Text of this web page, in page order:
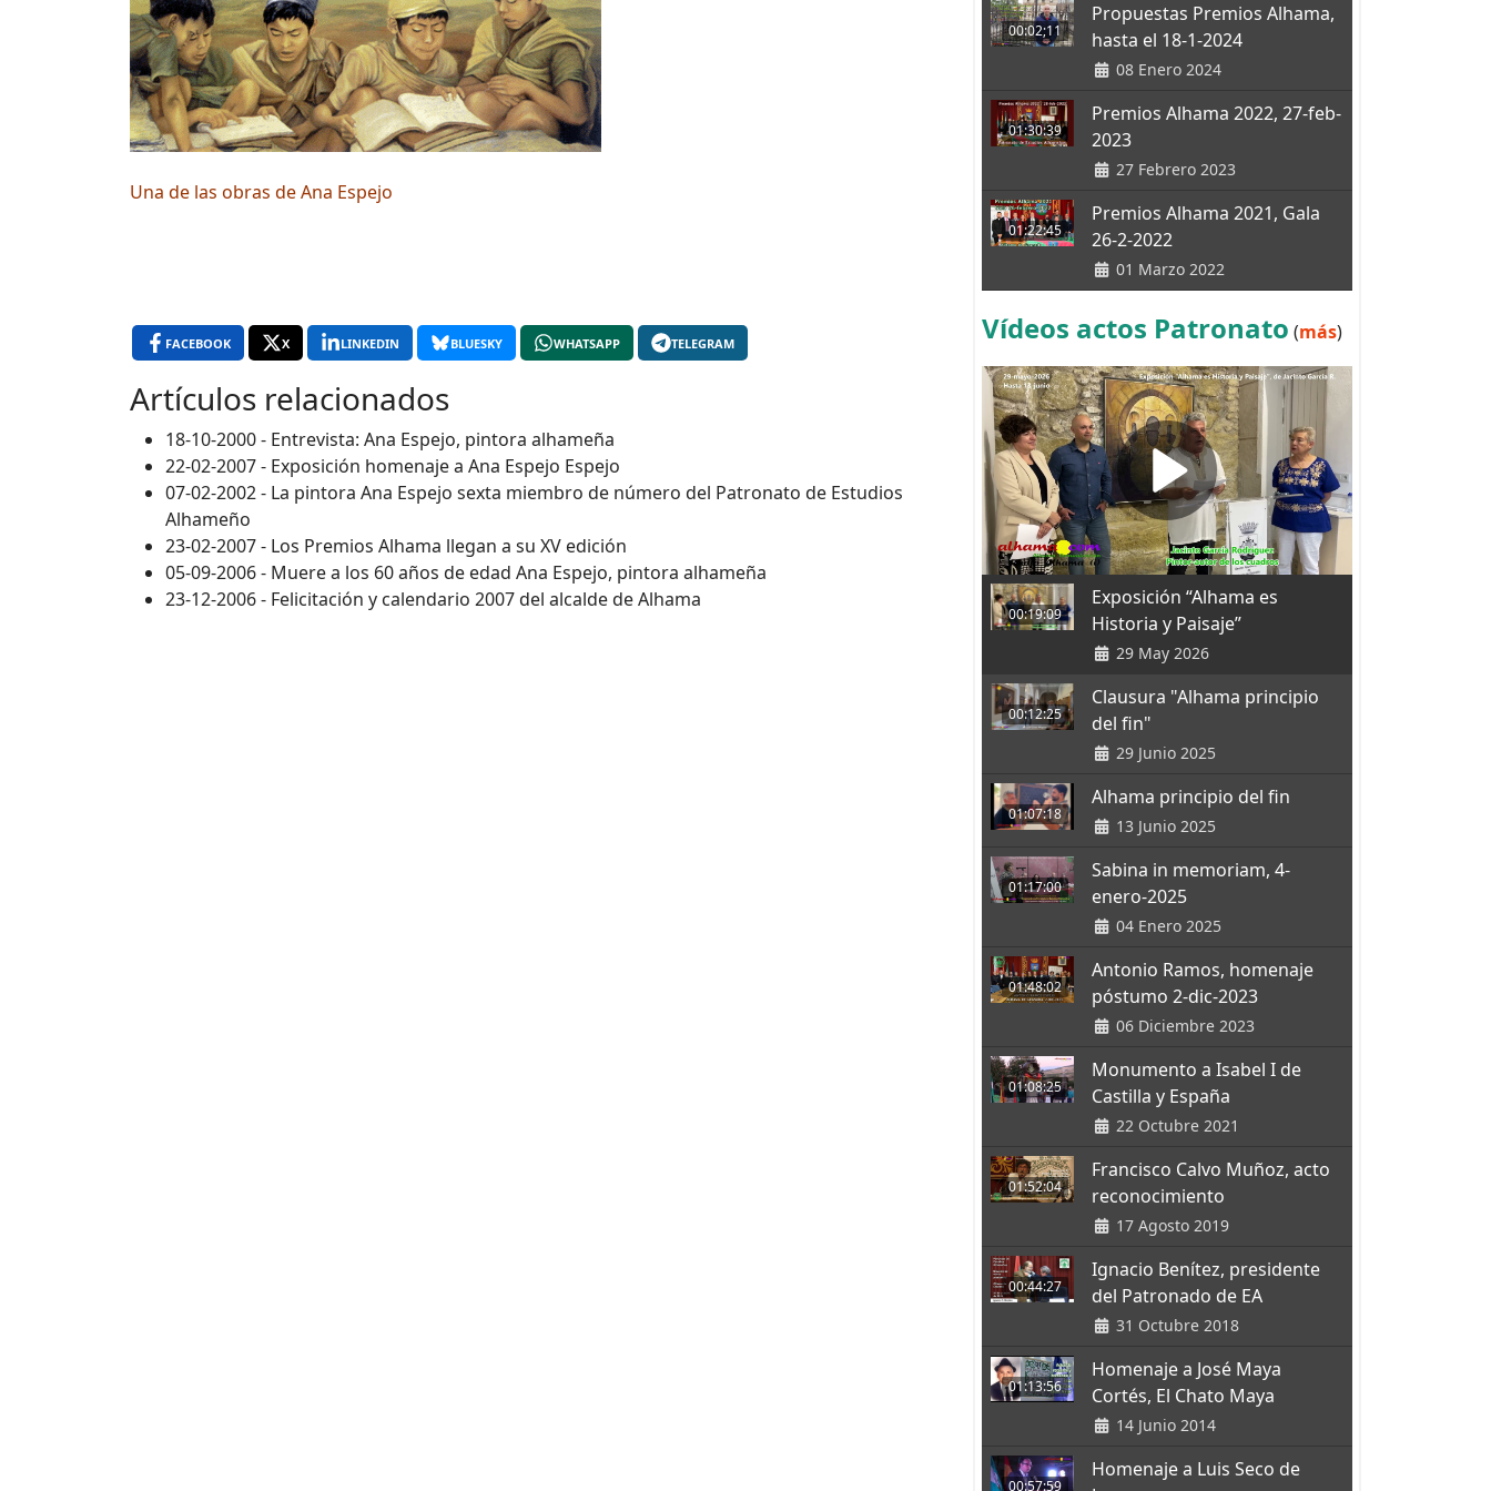
Una de las obras de Ana Espejo
FACEBOOK X LINKEDIN BLUESKY WHATSAPP TELEGRAM
Artículos relacionados
18-10-2000 - Entrevista: Ana Espejo, pintora alhameña
22-02-2007 - Exposición homenaje a Ana Espejo Espejo
07-02-2002 - La pintora Ana Espejo sexta miembro de número del Patronato de Estudios
Alhameño
23-02-2007 - Los Premios Alhama llegan a su XV edición
05-09-2006 - Muere a los 60 años de edad Ana Espejo, pintora alhameña
23-12-2006 - Felicitación y calendario 2007 del alcalde de Alhama
00:02;11
Propuestas Premios Alhama,
hasta el 18-1-2024
08 Enero 2024
01:30:39
Premios Alhama 2022, 27-feb-
2023
27 Febrero 2023
01:22:45
Premios Alhama 2021, Gala
26-2-2022
01 Marzo 2022
Vídeos actos Patronato (más)
00:19:09
Exposición “Alhama es
Historia y Paisaje”
29 May 2026
00:12:25
Clausura "Alhama principio
del fin"
29 Junio 2025
01:07:18
Alhama principio del fin
13 Junio 2025
01:17:00
Sabina in memoriam, 4-
enero-2025
04 Enero 2025
01:48:02
Antonio Ramos, homenaje
póstumo 2-dic-2023
06 Diciembre 2023
01:08:25
Monumento a Isabel I de
Castilla y España
22 Octubre 2021
01:52:04
Francisco Calvo Muñoz, acto
reconocimiento
17 Agosto 2019
00:44:27
Ignacio Benítez, presidente
del Patronado de EA
31 Octubre 2018
01:13:56
Homenaje a José Maya
Cortés, El Chato Maya
14 Junio 2014
00:57:59
Homenaje a Luis Seco de